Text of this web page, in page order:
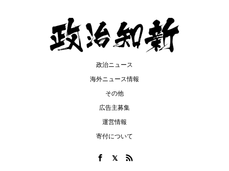
政治ニュース
海外ニュース情報
その他
広告主募集
運営情報
寄付について